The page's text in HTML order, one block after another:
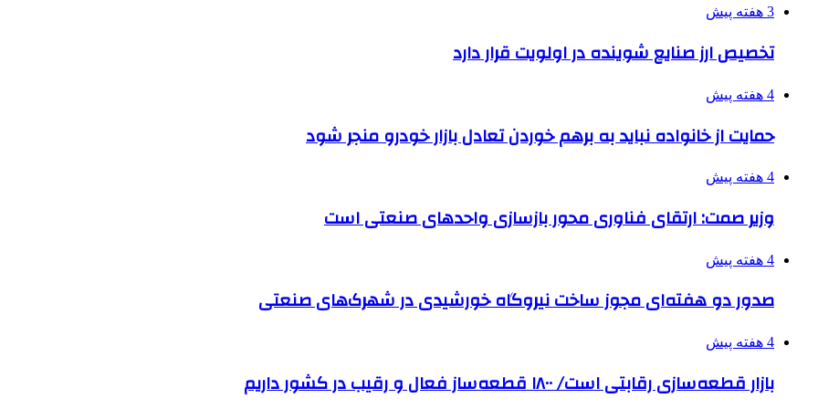
3 هفته پیش
تخصیص ارز صنایع شوینده در اولویت قرار دارد
4 هفته پیش
حمایت از خانواده نباید به برهم خوردن تعادل بازار خودرو منجر شود
4 هفته پیش
وزیر صمت: ارتقای فناوری محور بازسازی واحدهای صنعتی است
4 هفته پیش
صدور دو هفته‌ای مجوز ساخت نیروگاه خورشیدی در شهرک‌های صنعتی
4 هفته پیش
بازار قطعه‌سازی رقابتی است/ ۱۸۰۰ قطعه‌ساز فعال و رقیب در کشور داریم